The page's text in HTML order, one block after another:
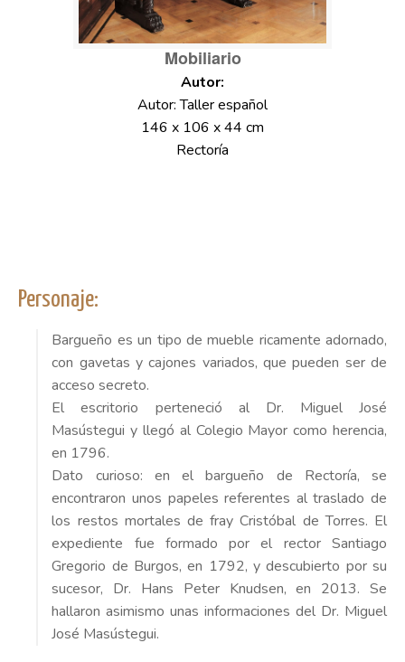
Mobiliario
Autor: Taller español
146 x 106 x 44 cm
Rectoría
Personaje:
Bargueño es un tipo de mueble ricamente adornado,
con gavetas y cajones variados, que pueden ser de
acceso secreto.
El escritorio perteneció al Dr. Miguel José
Masústegui y llegó al Colegio Mayor como herencia,
en 1796.
Dato curioso: en el bargueño de Rectoría, se
encontraron unos papeles referentes al traslado de
los restos mortales defray Cristóbal de Torres. El
expediente fue formado por el rector Santiago
Gregorio de Burgos, en 1792, y descubierto por su
sucesor, Dr. Hans Peter Knudsen, en 2013. Se
hallaron asimismo unas informaciones del Dr. Miguel
José Masústegui.